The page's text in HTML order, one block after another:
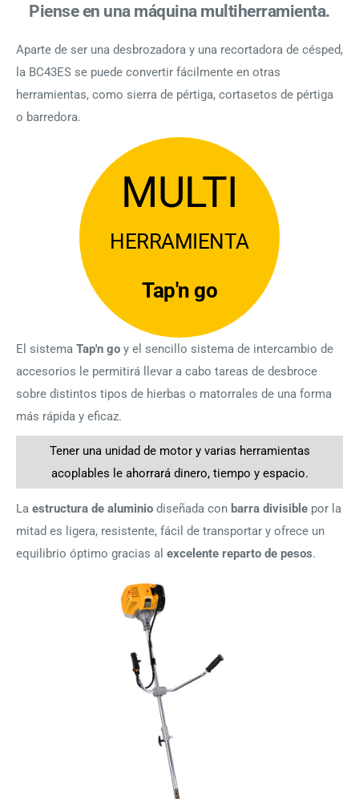
Piense en una máquina multiherramienta.
Aparte de ser una desbrozadora y una recortadora de césped,
la BC43ES se puede convertir fácilmente en otras
herramientas, como sierra de pértiga, cortasetos de pértiga
o barredora.
MULTI
HERRAMIENTA
Tap'n go
El sistema Tap'n go y el sencillo sistema de intercambio de
accesorios le permitirá llevar a cabo tareas de desbroce
sobre distintos tipos de hierbas o matorrales de una forma
más rápida y eficaz.
Tener una unidad de motor y varias herramientas
acoplables le ahorrará dinero, tiempo y espacio.
La estructura de aluminio diseñada con barra divisible por la
mitad es ligera, resistente, fácil de transportar y ofrece un
equilibrio óptimo gracias al excelente reparto de pesos.